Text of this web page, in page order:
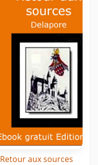
Retour aux sources